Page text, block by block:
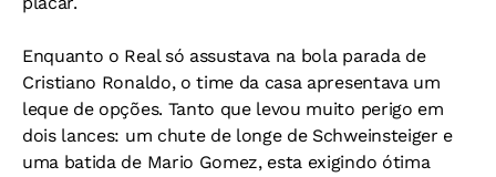
Enquanto o Real só assustava na bola parada de
Cristiano Ronaldo, o time da casa apresentava um
leque de opções. Tanto que levou muito perigo em
dois lances: um chute de longe de Schweinsteiger e
uma batida de Mario Gomez, esta exigindo ótima